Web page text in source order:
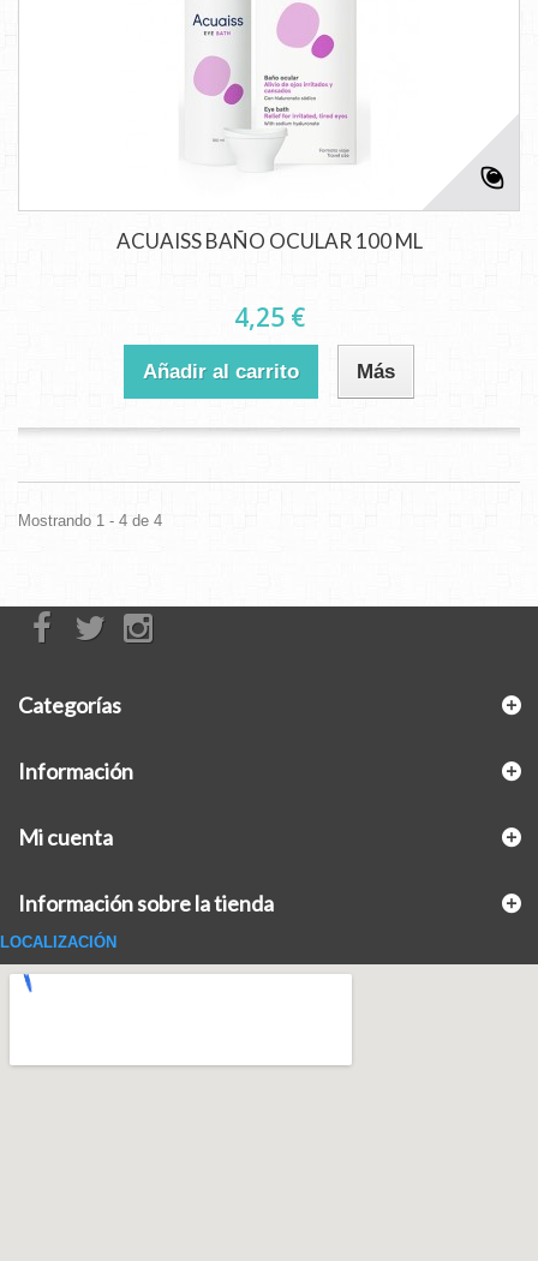
ACUAISS BAÑO OCULAR 100 ML
4,25 €
Añadir al carrito Más
Mostrando 1 - 4 de 4
Categorías
Información
Mi cuenta
Información sobre la tienda
LOCALIZACIÓN